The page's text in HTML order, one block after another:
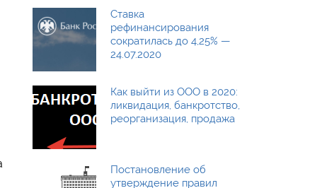
Ставка
рефинансирования
сократилась до 4,25% —
24.07.2020
Как выйти из ООО в 2020:
ликвидация, банкротство,
реорганизация, продажа
Постановление об
утверждение правил